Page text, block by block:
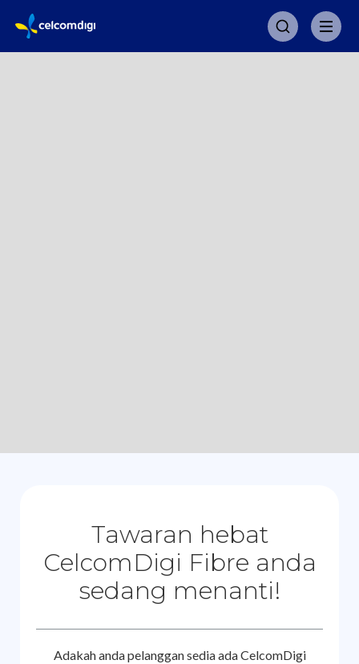
Tawaran hebat
CelcomDigi Fibre anda
sedang menanti!
Adakah anda pelanggan sedia ada CelcomDigi